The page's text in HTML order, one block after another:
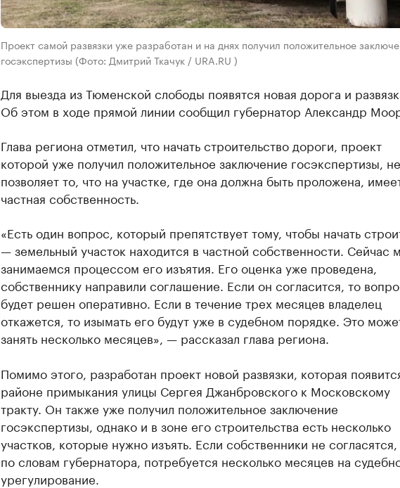
Проект самой развязки уже разработан и на днях получил положительное
госэкспертизы (Фото: Дмитрий Ткачук / URA.RU )
Для выезда из Тюменской слободы появятся новая дорога и
Об этом в ходе прямой линии сообщил губернатор Александр
Глава региона отметил, что начать строительство дороги, проект
которой уже получил положительное заключение госэкспертизы, не
позволяет то, что на участке, где она должна быть проложена,
частная собственность.
«Есть один вопрос, который препятствует тому, чтобы начать
— земельный участок находится в частной собственности. Сейчас
занимаемся процессом его изъятия. Его оценка уже проведена,
собственнику направили соглашение. Если он согласится, то
будет решен оперативно. Если в течение трех месяцев владелец
откажется, то изымать его будут уже в судебном порядке. Это
занять несколько месяцев», — рассказал глава региона.
Помимо этого, разработан проект новой развязки, которая
районе примыкания улицы Сергея Джанбровского к Московскому
тракту. Он также уже получил положительное заключение
госэкспертизы, однако и в зоне его строительства есть несколько
участков, которые нужно изъять. Если собственники не согласятся,
по словам губернатора, потребуется несколько месяцев на
урегулирование.